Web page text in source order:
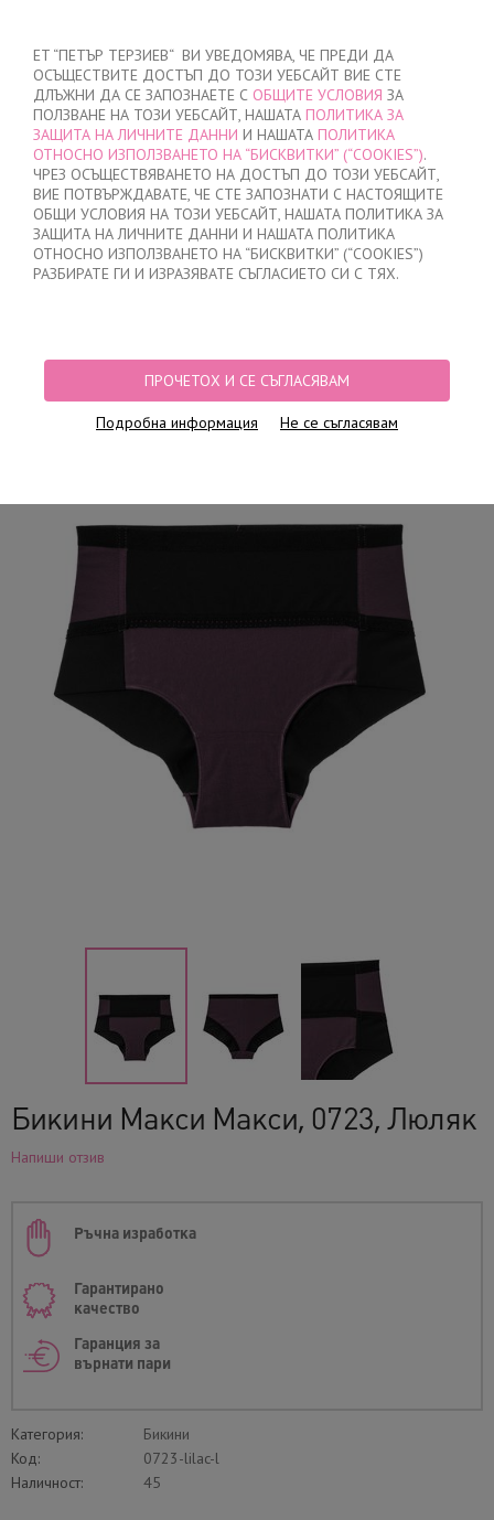
ET “ПЕТЪР ТЕРЗИЕВ“ ВИ УВЕДОМЯВА, ЧЕ ПРЕДИ ДА
ОСЪЩЕСТВИТЕ ДОСТЪП ДО ТОЗИ УЕБСАЙТ ВИЕ СТЕ
ДЛЪЖНИ ДА СЕ ЗАПОЗНАЕТЕ С ОБЩИТЕ УСЛОВИЯ ЗА
ПОЛЗВАНЕ НА ТОЗИ УЕБСАЙТ, НАШАТА ПОЛИТИКА ЗА
ЗАЩИТА НА ЛИЧНИТЕ ДАННИ И НАШАТА ПОЛИТИКА
ОТНОСНО ИЗПОЛЗВАНЕТО НА “БИСКВИТКИ” (“COOKIES”).
ЧРЕЗ ОСЪЩЕСТВЯВАНЕТО НА ДОСТЪП ДО ТОЗИ УЕБСАЙТ,
ВИЕ ПОТВЪРЖДАВАТЕ, ЧЕ СТЕ ЗАПОЗНАТИ С НАСТОЯЩИТЕ
ОБЩИ УСЛОВИЯ НА ТОЗИ УЕБСАЙТ, НАШАТА ПОЛИТИКА ЗА
ЗАЩИТА НА ЛИЧНИТЕ ДАННИ И НАШАТА ПОЛИТИКА
ОТНОСНО ИЗПОЛЗВАНЕТО НА “БИСКВИТКИ” (“COOKIES”)
РАЗБИРАТЕ ГИ И ИЗРАЗЯВАТЕ СЪГЛАСИЕТО СИ С ТЯХ.
ПРОЧЕТОХ И СЕ СЪГЛАСЯВАМ
Подробна информация Не се съгласявам
МОЯТА ПОРЪЧКА
няма добавени продукти
НАЧАЛО / ДАМСКО / ГОЛЕМИ РАЗМЕРИ / БИКИНИ /
БИКИНИ МАКСИ
МАКСИ, 0723, ЛЮЛЯК
Бикини Макси Макси, 0723, Люляк
Напиши отзив
Ръчна изработка
Гарантирано
качество
Гаранция за
върнати пари
Категория:
Бикини
Код:
0723-lilac-l
Наличност:
45